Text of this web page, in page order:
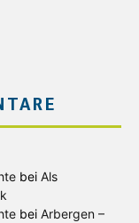
bei Als
bei Arbergen –